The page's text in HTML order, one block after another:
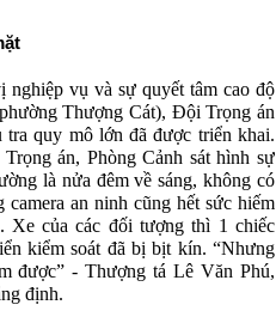
vụ và sự quyết tâm cao độ
Thượng Cát), Đội Trọng án
tra quy mô lớn đã được triển khai.
án, Phòng Cảnh sát hình sự
là nửa đêm về sáng, không có
an ninh cũng hết sức hiếm
Xe của các đối tượng thì 1 chiếc
kiểm soát đã bị bịt kín. “Nhưng
được” - Thượng tá Lê Văn Phú,
định.